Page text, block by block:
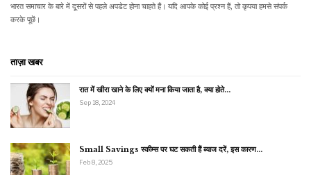
भारत समाचार के बारे में दूसरों से पहले अपडेट होना चाहते हैं। यदि आपके कोई प्रश्न हैं, तो कृपया हमसे संपर्क
करके पूछें।
ताज़ा खबर
रात में खीरा खाने के लिए क्यों मना किया जाता है, क्या होते…
Sep 18, 2024
Small Savings स्कीम्स पर घट सकती हैं ब्याज दरें, इस कारण…
Feb 8, 2025